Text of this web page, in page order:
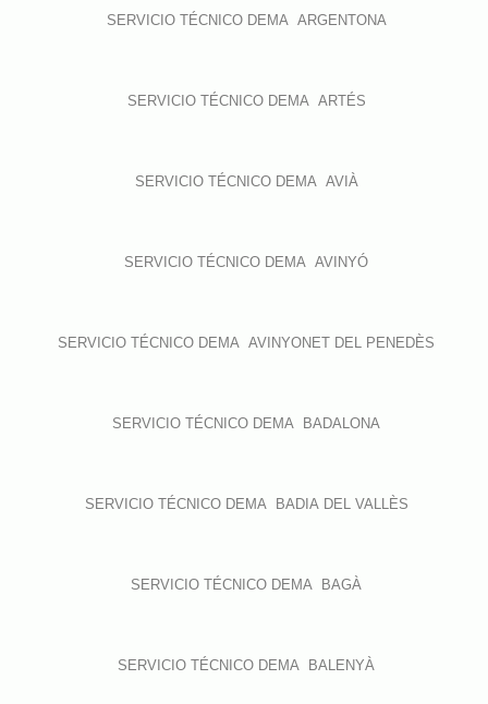
SERVICIO TÉCNICO DEMA ARGENTONA
SERVICIO TÉCNICO DEMA ARTÉS
SERVICIO TÉCNICO DEMA AVIÀ
SERVICIO TÉCNICO DEMA AVINYÓ
SERVICIO TÉCNICO DEMA AVINYONET DEL PENEDÈS
SERVICIO TÉCNICO DEMA BADALONA
SERVICIO TÉCNICO DEMA BADIA DEL VALLÈS
SERVICIO TÉCNICO DEMA BAGÀ
SERVICIO TÉCNICO DEMA BALENYÀ